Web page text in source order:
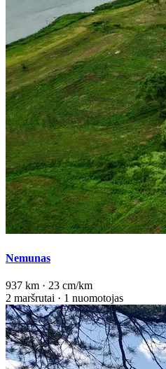
Nemunas
937 km · 23 cm/km
2 maršrutai · 1 nuomotojas